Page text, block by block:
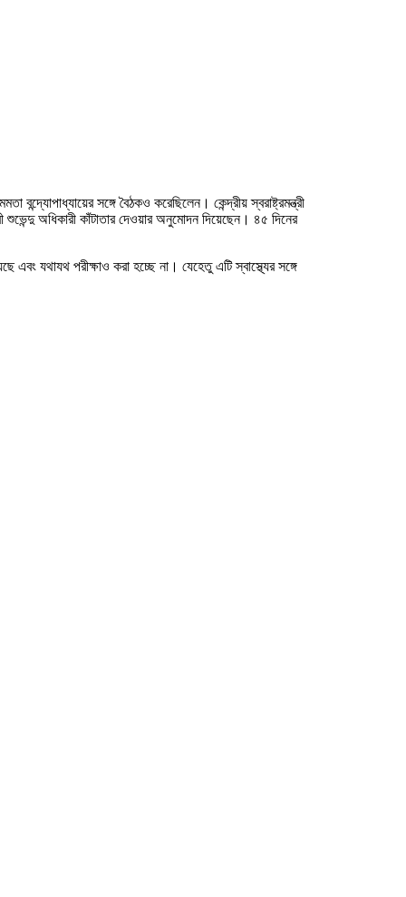
বন্দ্যোপাধ্যায়ের সঙ্গে বৈঠকও করেছিলেন। কেন্দ্রীয় স্বরাষ্ট্রমন্ত্রী
অধিকারী কাঁটাতার দেওয়ার অনুমোদন দিয়েছেন। ৪৫ দিনের
যথাযথ পরীক্ষাও করা হচ্ছে না। যেহেতু এটি স্বাস্থ্যের সঙ্গে